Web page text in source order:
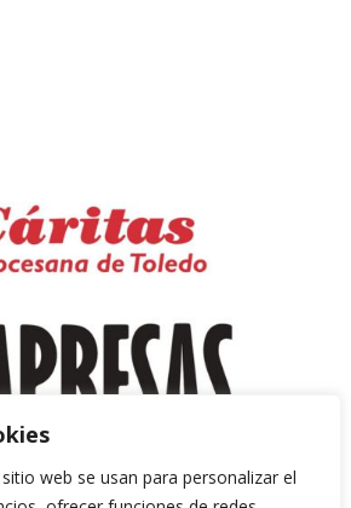
web se usan para personalizar el